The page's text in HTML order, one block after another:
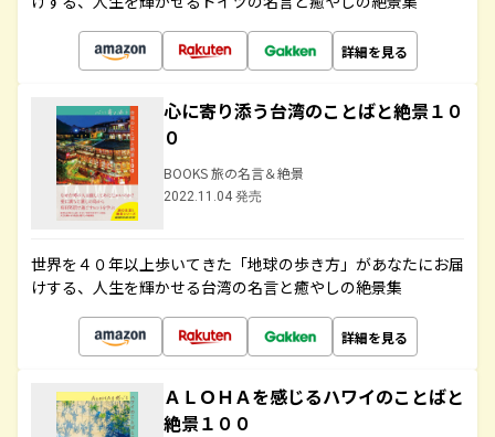
詳細を見る
心に寄り添う台湾のことばと絶景１０
０
BOOKS 旅の名言＆絶景
2022.11.04 発売
世界を４０年以上歩いてきた「地球の歩き方」があなたにお届
けする、人生を輝かせる台湾の名言と癒やしの絶景集
詳細を見る
ＡＬＯＨＡを感じるハワイのことばと
絶景１００